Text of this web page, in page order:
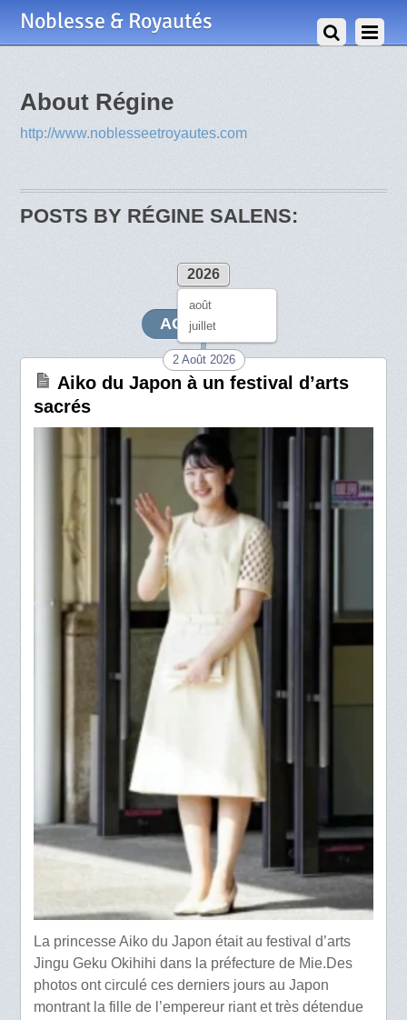
Noblesse & Royautés
About Régine
http://www.noblesseetroyautes.com
POSTS BY RÉGINE SALENS:
2026
août
juillet
AOÛT 2026
2 Août 2026
Aiko du Japon à un festival d’arts
sacrés
La princesse Aiko du Japon était au festival d’arts
Jingu Geku Okihihi dans la préfecture de Mie.Des
photos ont circulé ces derniers jours au Japon
montrant la fille de l’empereur riant et très détendue